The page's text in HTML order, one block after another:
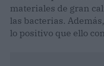
materiales de gran
las bacterias.
lo positivo que ello